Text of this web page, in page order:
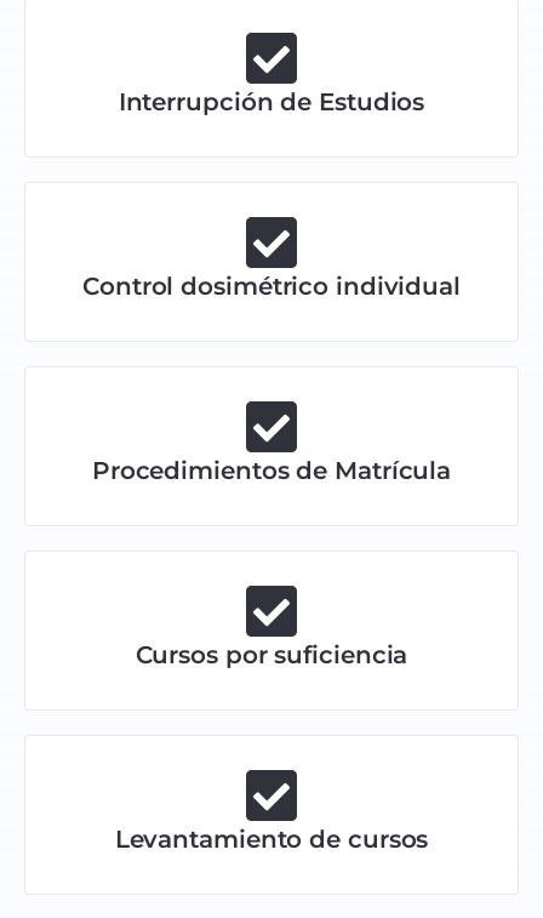
Interrupción de Estudios
Control dosimétrico individual
Procedimientos de Matrícula
Cursos por suficiencia
Levantamiento de cursos